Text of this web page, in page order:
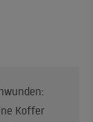
Koffer